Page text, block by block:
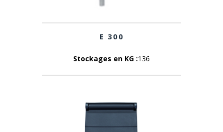
E 300
Stockages en KG :136